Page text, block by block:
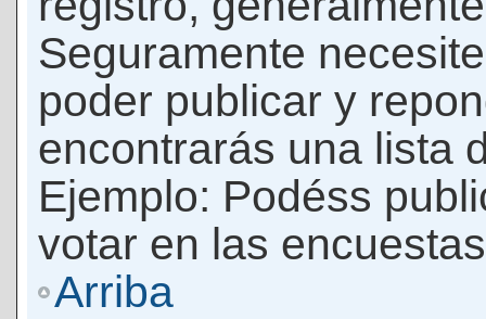
Seguramente
poder publicar y
encontrarás una lista
Ejemplo: Podéss
votar en las
Arriba